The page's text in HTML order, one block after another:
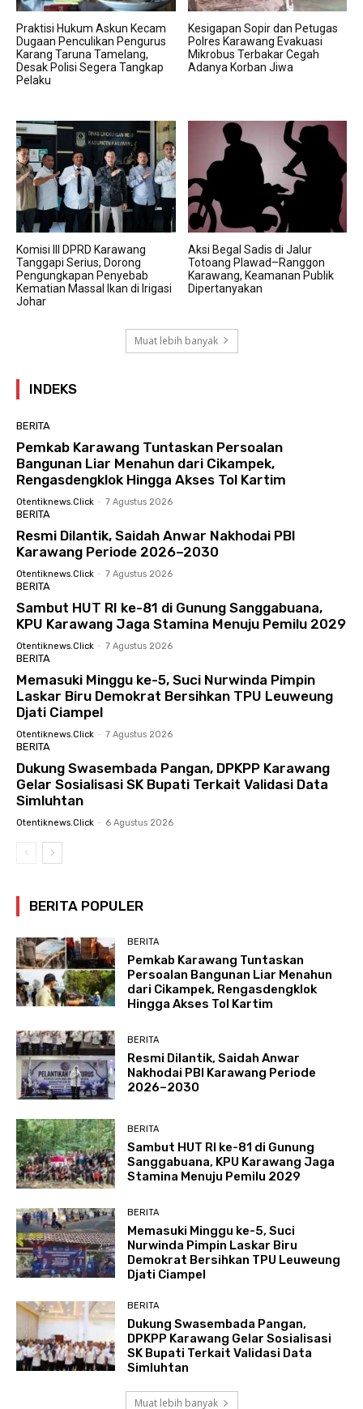
Praktisi Hukum Askun Kecam
Dugaan Penculikan Pengurus
Karang Taruna Tamelang,
Desak Polisi Segera Tangkap
Pelaku
Kesigapan Sopir dan Petugas
Polres Karawang Evakuasi
Mikrobus Terbakar Cegah
Adanya Korban Jiwa
Komisi III DPRD Karawang
Tanggapi Serius, Dorong
Pengungkapan Penyebab
Kematian Massal Ikan di Irigasi
Johar
Aksi Begal Sadis di Jalur
Totoang Plawad–Ranggon
Karawang, Keamanan Publik
Dipertanyakan
Muat lebih banyak
INDEKS
BERITA
Pemkab Karawang Tuntaskan Persoalan
Bangunan Liar Menahun dari Cikampek,
Rengasdengklok Hingga Akses Tol Kartim
Otentiknews.click - 7 Agustus 2026
BERITA
Resmi Dilantik, Saidah Anwar Nakhodai PBI
Karawang Periode 2026–2030
Otentiknews.click - 7 Agustus 2026
BERITA
Sambut HUT RI ke-81 di Gunung Sanggabuana,
KPU Karawang Jaga Stamina Menuju Pemilu 2029
Otentiknews.click - 7 Agustus 2026
BERITA
Memasuki Minggu ke-5, Suci Nurwinda Pimpin
Laskar Biru Demokrat Bersihkan TPU Leuweung
Djati Ciampel
Otentiknews.click - 7 Agustus 2026
BERITA
Dukung Swasembada Pangan, DPKPP Karawang
Gelar Sosialisasi SK Bupati Terkait Validasi Data
Simluhtan
Otentiknews.click - 6 Agustus 2026
BERITA POPULER
BERITA
Pemkab Karawang Tuntaskan
Persoalan Bangunan Liar Menahun
dari Cikampek, Rengasdengklok
Hingga Akses Tol Kartim
BERITA
Resmi Dilantik, Saidah Anwar
Nakhodai PBI Karawang Periode
2026–2030
BERITA
Sambut HUT RI ke-81 di Gunung
Sanggabuana, KPU Karawang Jaga
Stamina Menuju Pemilu 2029
BERITA
Memasuki Minggu ke-5, Suci
Nurwinda Pimpin Laskar Biru
Demokrat Bersihkan TPU Leuweung
Djati Ciampel
BERITA
Dukung Swasembada Pangan,
DPKPP Karawang Gelar Sosialisasi
SK Bupati Terkait Validasi Data
Simluhtan
Muat lebih banyak